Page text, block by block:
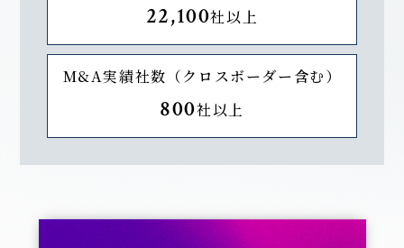
22,100社以上
M&A実績社数（クロスボーダー含む）
800社以上